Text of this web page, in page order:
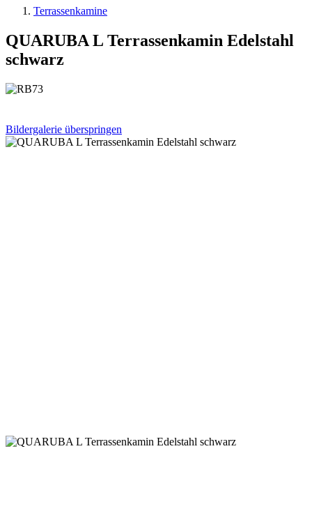
Terrassenkamine
QUARUBA L Terrassenkamin Edelstahl
schwarz
Bildergalerie überspringen